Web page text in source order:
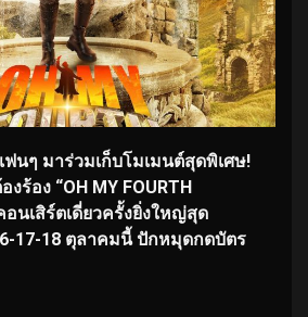
ฟนๆ มาร่วมเก็บโมเมนต์สุดพิเศษ!
ร้อง “OH MY FOURTH
อนเสิร์ตเดี่ยวครั้งยิ่งใหญ่สุด
17-18 ตุลาคมนี้ ปักหมุดกดบัตร